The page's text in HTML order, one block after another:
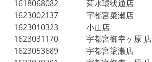
1618068082 菊水環状通店
1623002137 宇都宮簗瀬店
1623010323 小山店
1623031170 宇都宮御幸ヶ原 店
1623053689 宇都宮簗瀬店